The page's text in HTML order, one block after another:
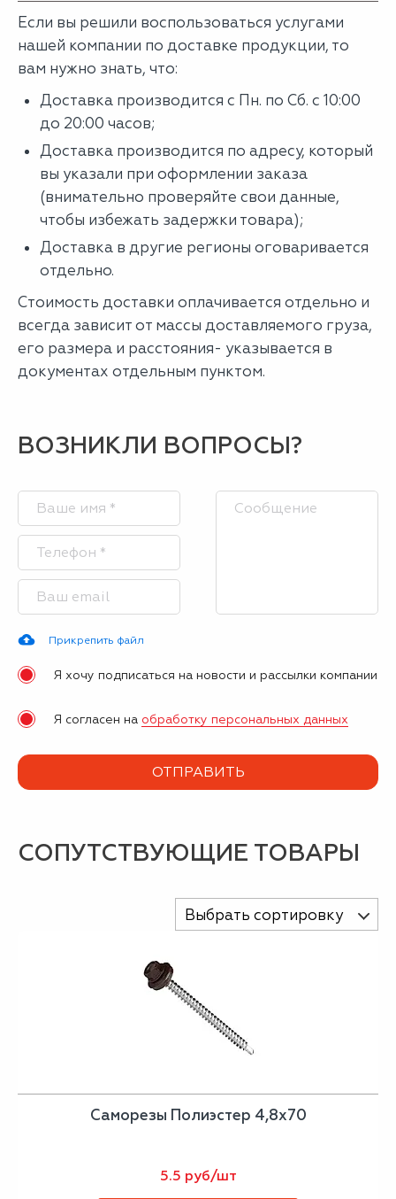
Если вы решили воспользоваться услугами
нашей компании по доставке продукции, то
вам нужно знать, что:
Доставка производится с Пн. по Сб. с 10:00
до 20:00 часов;
Доставка производится по адресу, который
вы указали при оформлении заказа
(внимательно проверяйте свои данные,
чтобы избежать задержки товара);
Доставка в другие регионы оговаривается
отдельно.
Стоимость доставки оплачивается отдельно и
всегда зависит от массы доставляемого груза,
его размера и расстояния- указывается в
документах отдельным пунктом.
ВОЗНИКЛИ ВОПРОСЫ?
Прикрепить файл
Я хочу подписаться на новости и рассылки компании
Я согласен на обработку персональных данных
СОПУТСТВУЮЩИЕ ТОВАРЫ
Выбрать сортировку
Саморезы Полиэстер 4,8х70
5.5 руб/шт